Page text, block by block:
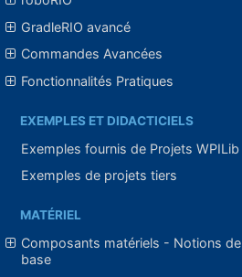
GradleRIO avancé
Commandes Avancées
Fonctionnalités Pratiques
EXEMPLES ET DIDACTICIELS
Exemples fournis de Projets WPILib
Exemples de projets tiers
MATÉRIEL
Composants matériels - Notions de
base